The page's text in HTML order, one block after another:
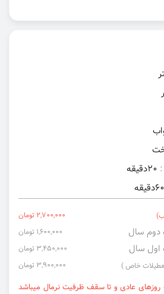
20دقیقه
60دقیقه
2,700,000 تومان
1,600,000 تومان
3,450,000 تومان
خاص ) 3,900,000 تومان
عادی و تا سقف ظرفیت نرمال میباشد